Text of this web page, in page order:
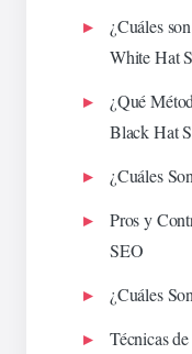
¿Cuáles
White Hat
¿Qué
Black Hat
¿Cuáles
Pros y
SEO
¿Cuáles
Técnicas